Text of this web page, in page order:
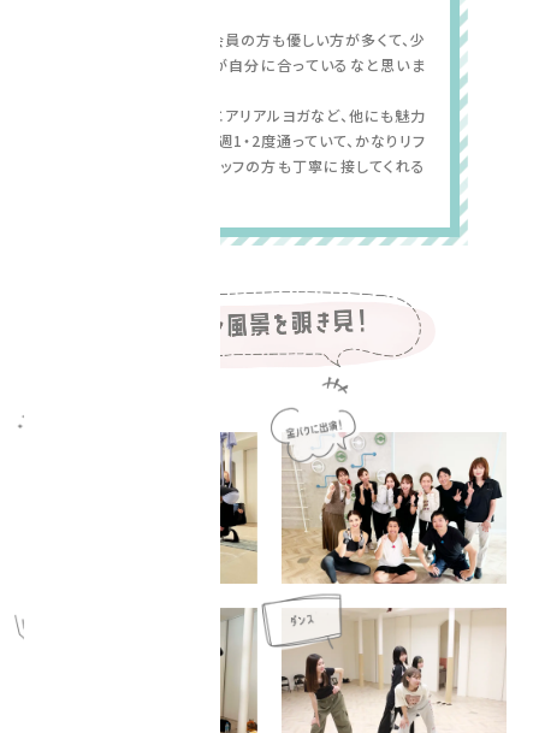
レッスンに通っている会員の方も優しい方が多くて、少
人数でできるレッスンが自分に合っているなと思いま
姿勢改善ピラティスやエアリアルヨガなど、他にも魅力
的なレッスンがあって、週1・2度通っていて、かなりリフ
レッシュできます。 スタッフの方も丁寧に接してくれる